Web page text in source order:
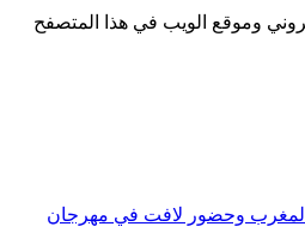
وموقع الويب في هذا المتصفح
وحضور لافت في مهرجان